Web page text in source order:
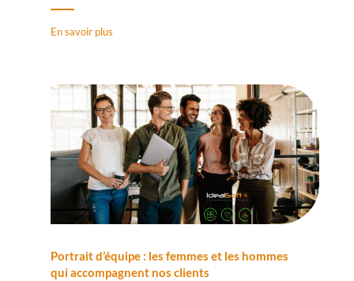
En savoir plus
Portrait d’équipe : les femmes et les hommes
qui accompagnent nos clients